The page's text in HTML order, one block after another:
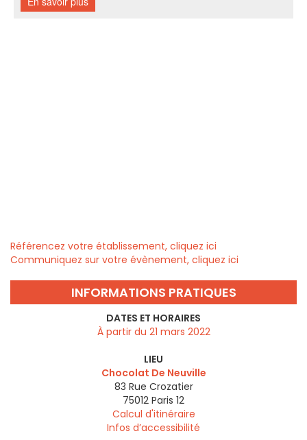
Référencez votre établissement, cliquez ici
Communiquez sur votre évènement, cliquez ici
INFORMATIONS PRATIQUES
DATES ET HORAIRES
À partir du 21 mars 2022
LIEU
Chocolat De Neuville
83 Rue Crozatier
75012 Paris 12
Calcul d'itinéraire
Infos d’accessibilité